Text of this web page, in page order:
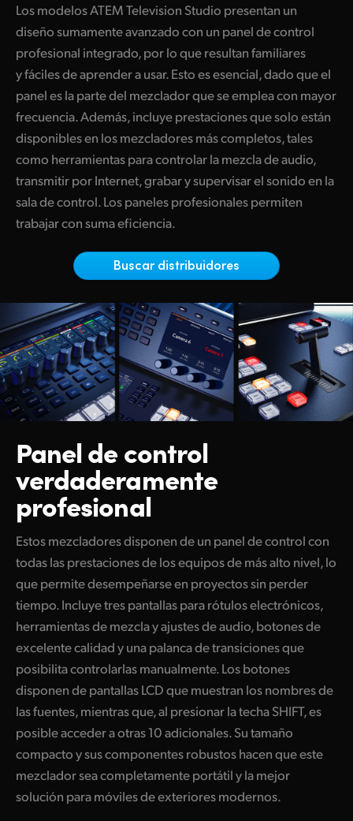
ATEM Mic Converter
Galería
Especificaciones
Finland
France
Germany
Hong Kong SAR, China
Italy
Korea
Malaysia
Netherlands
New Zealand
Norway
Poland
Portugal
South Africa
España
Sweden
Chinese Taipei
Turkey
Ukraine
United Kingdom
Los modelos ATEM Television Studio presentan un
diseño sumamente avanzado con un panel de control
profesional integrado, por lo que resultan familiares
y fáciles de aprender a usar. Esto es esencial, dado que el
panel es la parte del mezclador que se emplea con mayor
frecuencia. Además, incluye prestaciones que solo están
disponibles en los mezcladores más completos, tales
como herramientas para controlar la mezcla de audio,
transmitir por Internet, grabar y supervisar el sonido en la
sala de control. Los paneles profesionales permiten
trabajar con suma eficiencia.
Buscar distribuidores
Panel de control
verdaderamente
profesional
Estos mezcladores disponen de un panel de control con
todas las prestaciones de los equipos de más alto nivel, lo
que permite desempeñarse en proyectos sin perder
tiempo. Incluye tres pantallas para rótulos electrónicos,
herramientas de mezcla y ajustes de audio, botones de
excelente calidad y una palanca de transiciones que
posibilita controlarlas manualmente. Los botones
disponen de pantallas LCD que muestran los nombres de
las fuentes, mientras que, al presionar la techa SHIFT, es
posible acceder a otras 10 adicionales. Su tamaño
compacto y sus componentes robustos hacen que este
mezclador sea completamente portátil y la mejor
solución para móviles de exteriores modernos.